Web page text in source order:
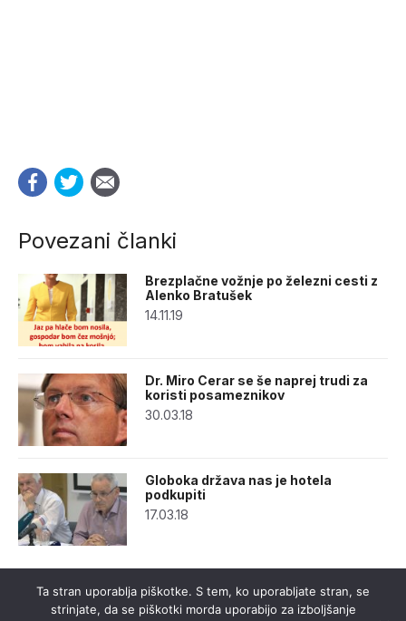
Povezani članki
Brezplačne vožnje po železni cesti z
Alenko Bratušek
14.11.19
Dr. Miro Cerar se še naprej trudi za
koristi posameznikov
30.03.18
Globoka država nas je hotela
podkupiti
17.03.18
Ta stran uporablja piškotke. S tem, ko uporabljate stran, se
strinjate, da se piškotki morda uporabijo za izboljšanje